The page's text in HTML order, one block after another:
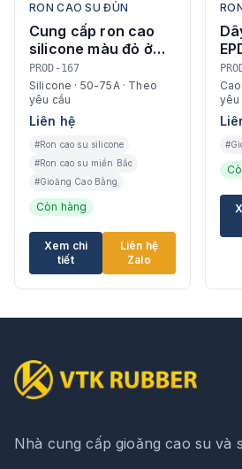
RON CAO SU ĐÙN
Cung cấp ron cao
silicone màu đỏ ở
Cao Bằng
PROD-167
Silicone · 50-75A · Theo
yêu cầu
Liên hệ
#Ron cao su silicone
#Ron cao su miền Bắc
#Gioăng Cao Bằng
Còn hàng
Xem chi
tiết
Liên hệ
Zalo
yêu
Nhà cung cấp gioăng cao su và